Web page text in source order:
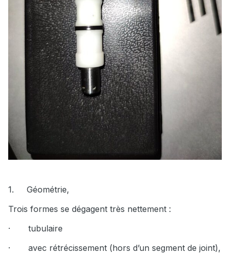
1.
Géométrie,
Trois formes se dégagent très nettement :
·
tubulaire
·
avec rétrécissement (hors d’un segment de joint),